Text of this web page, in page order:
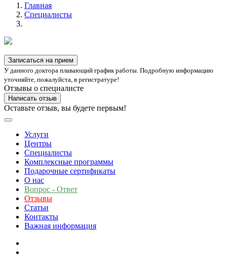
Главная
Специалисты
Записаться на прием
У данного доктора плавающий график работы. Подробную информацию
уточняйте, пожалуйста, в регистратуре!
Отзывы о специалисте
Написать отзыв
Оставьте отзыв, вы будете первым!
Услуги
Центры
Специалисты
Комплексные программы
Подарочные сертификаты
О нас
Вопрос - Ответ
Отзывы
Статьи
Контакты
Важная информация